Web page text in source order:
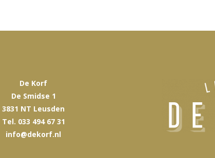
De Korf
De Smidse 1
3831 NT Leusden
Tel. 033 494 67 31
info@dekorf.nl